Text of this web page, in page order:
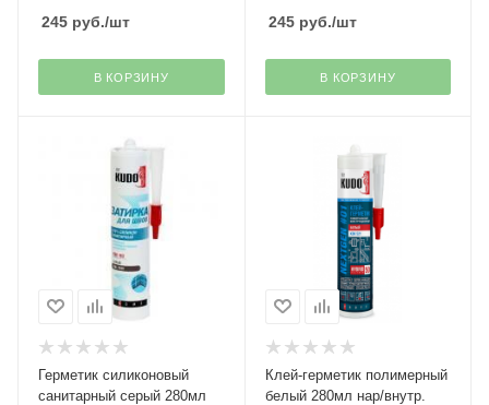
245 руб./шт
В КОРЗИНУ
245руб./шт
В КОРЗИНУ
Герметик силиконовый
санитарный серый 280мл
Клей-герметик полимерный
белый 280мл нар/внутр.